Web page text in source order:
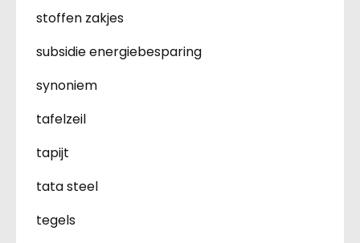
stoffen zakjes
subsidie energiebesparing
synoniem
tafelzeil
tapijt
tata steel
tegels